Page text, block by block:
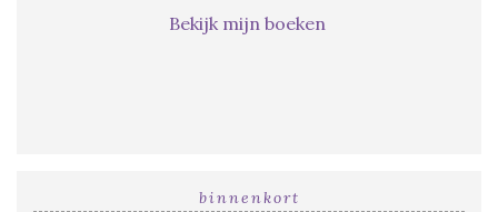
Bekijk mijn boeken
binnenkort